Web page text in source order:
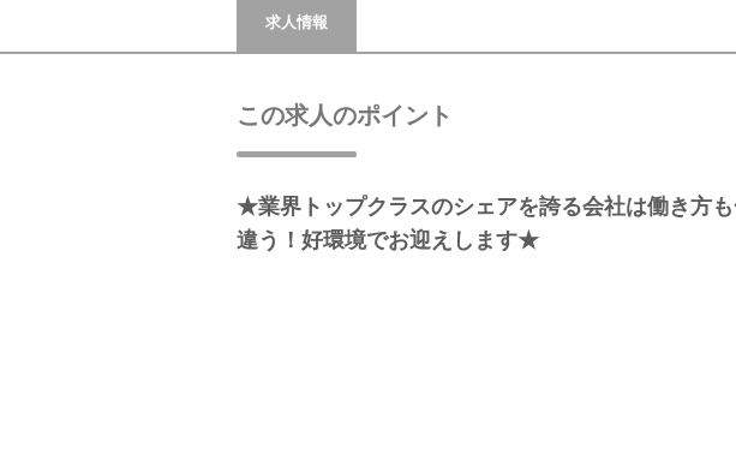
求人情報
この求人のポイント
★業界トップクラスのシェアを誇る会社は働き方
違う！好環境でお迎えします★